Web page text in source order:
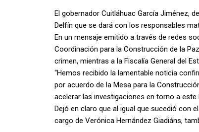
El gobernador Cuitláhuac García Jiménez,
Delfín que se dará con los responsables
En un mensaje emitido a través de redes
Coordinación para la Construcción de la
crimen, mientras a la Fiscalía General del
“Hemos recibido la lamentable noticia
por acuerdo de la Mesa para la
acelerar las investigaciones en torno a
Dejó en claro que al igual que sucedió con
cargo de Verónica Hernández Giadiáns,